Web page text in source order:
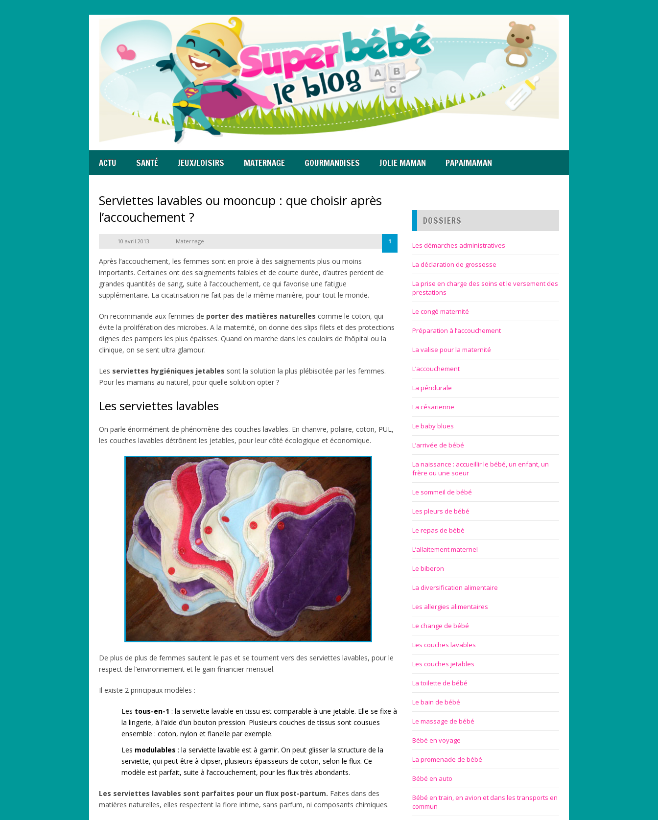
ACTU SANTÉ JEUX/LOISIRS MATERNAGE GOURMANDISES JOLIE MAMAN PAPA/MAMAN
Serviettes lavables ou mooncup : que choisir après
l’accouchement ?
10 avril 2013 Maternage 1
Après l’accouchement, les femmes sont en proie à des saignements plus ou moins
importants. Certaines ont des saignements faibles et de courte durée, d’autres perdent de
grandes quantités de sang, suite à l’accouchement, ce qui favorise une fatigue
supplémentaire. La cicatrisation ne fait pas de la même manière, pour tout le monde.
On recommande aux femmes de porter des matières naturelles comme le coton, qui
évite la prolifération des microbes. A la maternité, on donne des slips filets et des protections
dignes des pampers les plus épaisses. Quand on marche dans les couloirs de l’hôpital ou la
clinique, on se sent ultra glamour.
Les serviettes hygiéniques jetables sont la solution la plus plébiscitée par les femmes.
Pour les mamans au naturel, pour quelle solution opter ?
Les serviettes lavables
On parle énormément de phénomène des couches lavables. En chanvre, polaire, coton, PUL,
les couches lavables détrônent les jetables, pour leur côté écologique et économique.
De plus de plus de femmes sautent le pas et se tournent vers des serviettes lavables, pour le
respect de l’environnement et le gain financier mensuel.
Il existe 2 principaux modèles :
Les tous-en-1 : la serviette lavable en tissu est comparable à une jetable. Elle se fixe à
la lingerie, à l’aide d’un bouton pression. Plusieurs couches de tissus sont cousues
ensemble : coton, nylon et flanelle par exemple.
Les modulables : la serviette lavable est à garnir. On peut glisser la structure de la
serviette, qui peut être à clipser, plusieurs épaisseurs de coton, selon le flux. Ce
modèle est parfait, suite à l’accouchement, pour les flux très abondants.
Les serviettes lavables sont parfaites pour un flux post-partum. Faites dans des
matières naturelles, elles respectent la flore intime, sans parfum, ni composants chimiques.
DOSSIERS
Les démarches administratives
La déclaration de grossesse
La prise en charge des soins et le versement des
prestations
Le congé maternité
Préparation à l’accouchement
La valise pour la maternité
L’accouchement
La péridurale
La césarienne
Le baby blues
L’arrivée de bébé
La naissance : accueillir le bébé, un enfant, un
frère ou une soeur
Le sommeil de bébé
Les pleurs de bébé
Le repas de bébé
L’allaitement maternel
Le biberon
La diversification alimentaire
Les allergies alimentaires
Le change de bébé
Les couches lavables
Les couches jetables
La toilette de bébé
Le bain de bébé
Le massage de bébé
Bébé en voyage
La promenade de bébé
Bébé en auto
Bébé en train, en avion et dans les transports en
commun